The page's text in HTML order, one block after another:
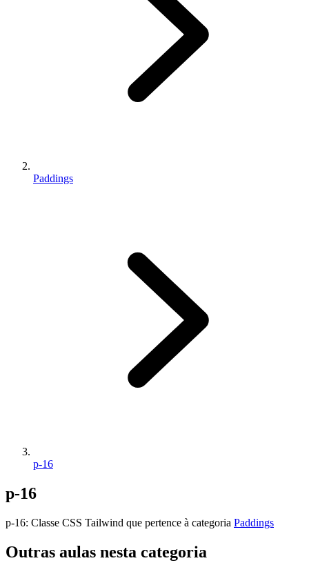
Paddings
p-16
p-16
p-16: Classe CSS Tailwind que pertence à categoria Paddings
Outras aulas nesta categoria